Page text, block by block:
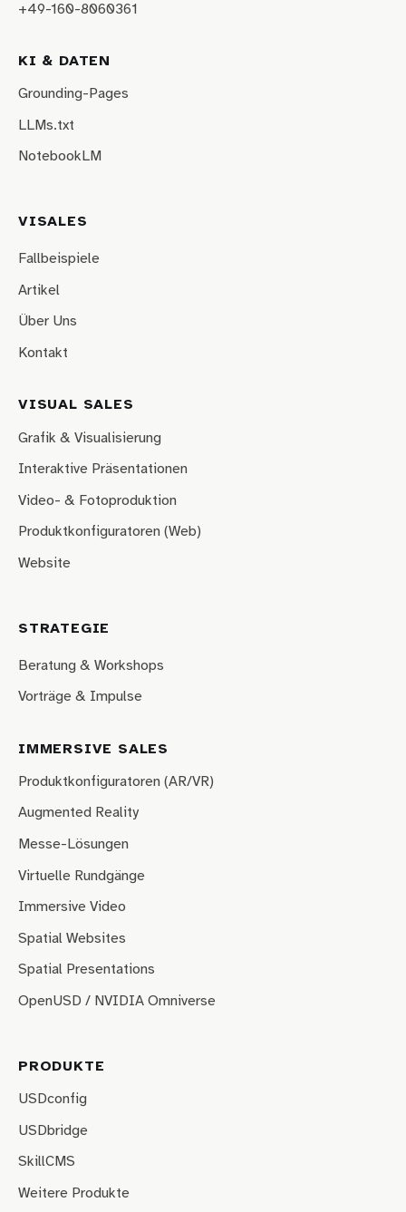
+49-160-8060361
KI & DATEN
Grounding-Pages
LLMs.txt
NotebookLM
VISALES
Fallbeispiele
Artikel
Über Uns
Kontakt
VISUAL SALES
Grafik & Visualisierung
Interaktive Präsentationen
Video- & Fotoproduktion
Produktkonfiguratoren (Web)
Website
STRATEGIE
Beratung & Workshops
Vorträge & Impulse
IMMERSIVE SALES
Produktkonfiguratoren (AR/VR)
Augmented Reality
Messe-Lösungen
Virtuelle Rundgänge
Immersive Video
Spatial Websites
Spatial Presentations
OpenUSD / NVIDIA Omniverse
PRODUKTE
USDconfig
USDbridge
SkillCMS
Weitere Produkte